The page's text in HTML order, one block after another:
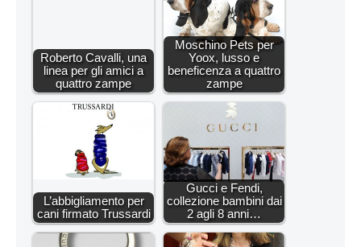
Roberto Cavalli, una
linea per gli amici a
quattro zampe
Moschino Pets per
Yoox, lusso e
beneficenza a quattro
zampe
L’abbigliamento per
cani firmato Trussardi
Gucci e Fendi,
collezione bambini dai
2 agli 8 anni…